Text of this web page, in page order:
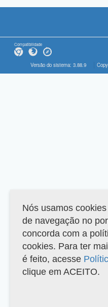
Compatibilidade
Versão do sistema: 3.88.9
Nós usamos
de navegação no
concorda com a
cookies. Para ter
é feito, acesse
clique em ACEITO.